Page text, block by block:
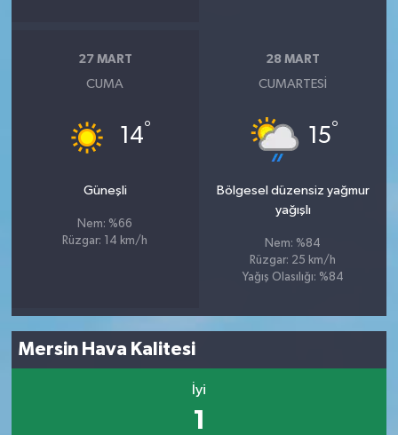
27 MART
CUMA
14°
Güneşli
Nem: %66
Rüzgar: 14 km/h
28 MART
CUMARTESI
15°
Bölgesel düzensiz yağmur
yağışlı
Nem: %84
Rüzgar: 25 km/h
Yağış Olasılığı: %84
Mersin Hava Kalitesi
İyi
1